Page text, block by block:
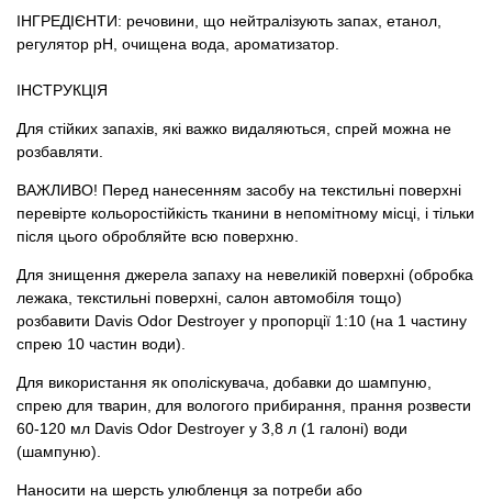
ІНГРЕДІЄНТИ: речовини, що нейтралізують запах, етанол,
регулятор pH, очищена вода, ароматизатор.
ІНСТРУКЦІЯ
Для стійких запахів, які важко видаляються, спрей можна не
розбавляти.
ВАЖЛИВО! Перед нанесенням засобу на текстильні поверхні
перевірте кольоростійкість тканини в непомітному місці, і тільки
після цього обробляйте всю поверхню.
Для знищення джерела запаху на невеликій поверхні (обробка
лежака, текстильні поверхні, салон автомобіля тощо)
розбавити Davis Odor Destroyer у пропорції 1:10 (на 1 частину
спрею 10 частин води).
Для використання як ополіскувача, добавки до шампуню,
спрею для тварин, для вологого прибирання, прання розвести
60-120 мл Davis Odor Destroyer у 3,8 л (1 галоні) води
(шампуню).
Наносити на шерсть улюбленця за потреби або